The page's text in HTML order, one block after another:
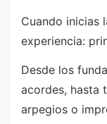
Cuando inicias
experiencia:
Desde los
acordes, hasta
arpegios o